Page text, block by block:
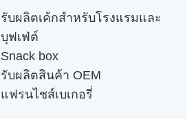
รับผลิตเค้กสำหรับโรงแรมและ
บุฟเฟ่ต์
Snack box
รับผลิตสินค้า OEM
แฟรนไชส์เบเกอรี่